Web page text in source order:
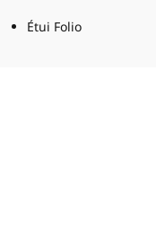
Étui Folio